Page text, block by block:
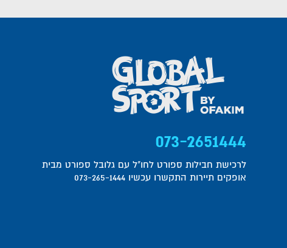
073-2651444
לרכישת חבילות ספורט לחו"ל עם גלובל ספורט מבית
אופקים תיירות התקשרו עכשיו 073-265-1444